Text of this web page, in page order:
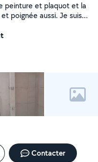
peinture et plaquot et la
poignée aussi. Je suis
Contacter